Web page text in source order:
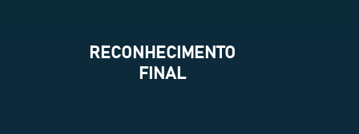
RECONHECIMENTO
FINAL